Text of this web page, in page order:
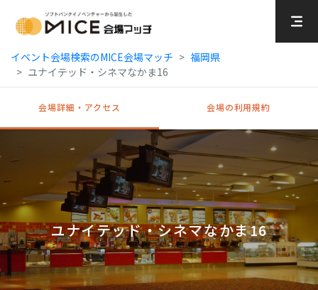
イベント会場検索のMICE会場マッチ
福岡県
ユナイテッド・シネマなかま16
会場詳細・アクセス 会場の利用規約
ユナイテッド・シネマなかま16